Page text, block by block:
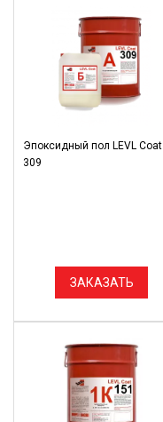
Эпоксидный пол LEVL Coat
309
ЗАКАЗАТЬ